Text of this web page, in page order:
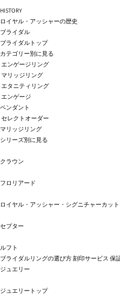
HISTORY
ロイヤル・アッシャーの歴史
ブライダル
ブライダルトップ
カテゴリー別に見る
エンゲージリング
マリッジリング
エタニティリング
エンゲージ
ペンダント
セレクトオーダー
マリッジリング
シリーズ別に見る
クラウン
フロリアード
ロイヤル・アッシャー・シグニチャーカット
セプター
ルフト
ブライダルリングの選び方刻印サービス 保
ジュエリー
ジュエリートップ